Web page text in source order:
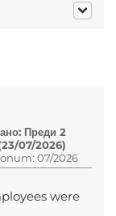
Преди 2
07/2026)
07/2026
were